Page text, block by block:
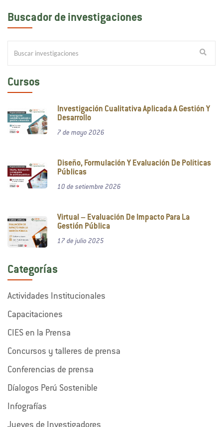
Buscador de investigaciones
Cursos
Investigación Cualitativa Aplicada A Gestión Y
Desarrollo
7 de mayo 2026
Diseño, Formulación Y Evaluación De Políticas
Públicas
10 de setiembre 2026
Virtual – Evaluación De Impacto Para La
Gestión Pública
17 de julio 2025
Categorías
Actividades Institucionales
Capacitaciones
CIES en la Prensa
Concursos y talleres de prensa
Conferencias de prensa
Díalogos Perú Sostenible
Infografías